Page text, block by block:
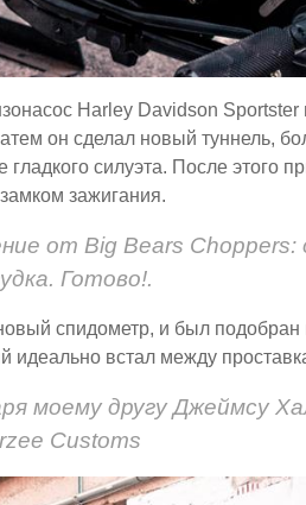
Harley Davidson Sportster
он сделал новый туннель,
силуэта. После этого
зажигания.
от Big Bears Choppers:
Готово!.
спидометр, и был
идеально встал между
моему другу Джеймсу
Customs